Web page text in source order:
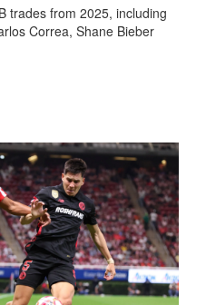
trades from 2025, including
Correa, Shane Bieber